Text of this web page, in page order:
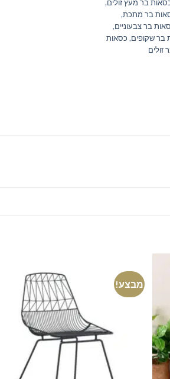
בר מעץ זולים,
בר מתכת,
בר צבעוניים,
בר שקופים, כסאות
זולים
מבצע!